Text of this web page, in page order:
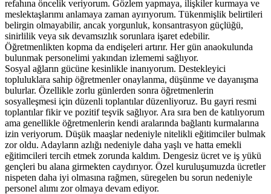
refahına öncelik veriyorum. Gözlem yapmaya, ilişkiler kurmaya ve
meslektaşlarımı anlamaya zaman ayırıyorum. Tükenmişlik belirtileri
belirgin olmayabilir, ancak yorgunluk, konsantrasyon güçlüğü,
sinirlilik veya sık devamsızlık sorunlara işaret edebilir.
Öğretmenlikten kopma da endişeleri artırır. Her gün anaokulunda
bulunmak personelimi yakından izlememi sağlıyor.
Sosyal ağların gücüne kesinlikle inanıyorum. Destekleyici
topluluklara sahip öğretmenler onaylanma, düşünme ve dayanışma
bulurlar. Özellikle zorlu günlerden sonra öğretmenlerin
sosyalleşmesi için düzenli toplantılar düzenliyoruz. Bu gayri resmi
toplantılar fikir ve pozitif teşvik sağlıyor. Ara sıra ben de katılıyorum
ama genellikle öğretmenlerin kendi aralarında bağlantı kurmalarına
izin veriyorum. Düşük maaşlar nedeniyle nitelikli eğitimciler bulmak
zor oldu. Adayların azlığı nedeniyle daha yaşlı ve hatta emekli
eğitimcileri tercih etmek zorunda kaldım. Dengesiz ücret ve iş yükü
gençleri bu alana girmekten caydırıyor. Özel kuruluşumuzda ücretler
nispeten daha iyi olmasına rağmen, süregelen bu sorun nedeniyle
personel alımı zor olmaya devam ediyor.